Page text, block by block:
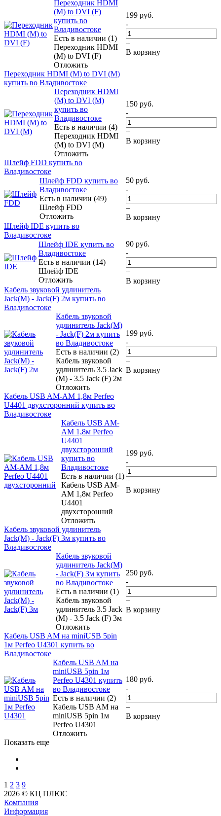
Переходник HDMI
(M) to DVI (F)
купить во
Владивостоке
Есть в наличии (1)
Переходник HDMI
(M) to DVI (F)
Отложить
199 руб.
-
+
В корзину
Переходник HDMI (M) to DVI (M)
купить во Владивостоке
Переходник HDMI
(M) to DVI (M)
купить во
Владивостоке
Есть в наличии (4)
Переходник HDMI
(M) to DVI (M)
Отложить
150 руб.
-
+
В корзину
Шлейф FDD купить во
Владивостоке
Шлейф FDD купить во
Владивостоке
Есть в наличии (49)
Шлейф FDD
Отложить
50 руб.
-
+
В корзину
Шлейф IDE купить во
Владивостоке
Шлейф IDE купить во
Владивостоке
Есть в наличии (14)
Шлейф IDE
Отложить
90 руб.
-
+
В корзину
Кабель звуковой удлинитель
Jack(M) - Jack(F) 2м купить во
Владивостоке
Кабель звуковой
удлинитель Jack(M)
- Jack(F) 2м купить
во Владивостоке
Есть в наличии (2)
Кабель звуковой
удлинитель 3.5 Jack
(M) - 3.5 Jack (F) 2м
Отложить
199 руб.
-
+
В корзину
Кабель USB AM-AM 1,8м Perfeo
U4401 двухсторонний купить во
Владивостоке
Кабель USB AM-
AM 1,8м Perfeo
U4401
двухсторонний
купить во
Владивостоке
Есть в наличии (1)
Кабель USB AM-
AM 1,8м Perfeo
U4401
двухсторонний
Отложить
199 руб.
-
+
В корзину
Кабель звуковой удлинитель
Jack(M) - Jack(F) 3м купить во
Владивостоке
Кабель звуковой
удлинитель Jack(M)
- Jack(F) 3м купить
во Владивостоке
Есть в наличии (1)
Кабель звуковой
удлинитель 3.5 Jack
(M) - 3.5 Jack (F) 3м
Отложить
250 руб.
-
+
В корзину
Кабель USB AM на miniUSB 5pin
1м Perfeo U4301 купить во
Владивостоке
Кабель USB AM на
miniUSB 5pin 1м
Perfeo U4301 купить
во Владивостоке
Есть в наличии (2)
Кабель USB AM на
miniUSB 5pin 1м
Perfeo U4301
Отложить
180 руб.
-
+
В корзину
Показать еще
1 2 3 9
2026 © КЦ ПЛЮС
Компания
Информация